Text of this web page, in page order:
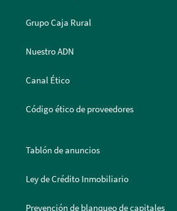
Grupo Caja Rural
Nuestro ADN
Canal Ético
Código ético de proveedores
Tablón de anuncios
Ley de Crédito Inmobiliario
Prevención de blanqueo de capitales